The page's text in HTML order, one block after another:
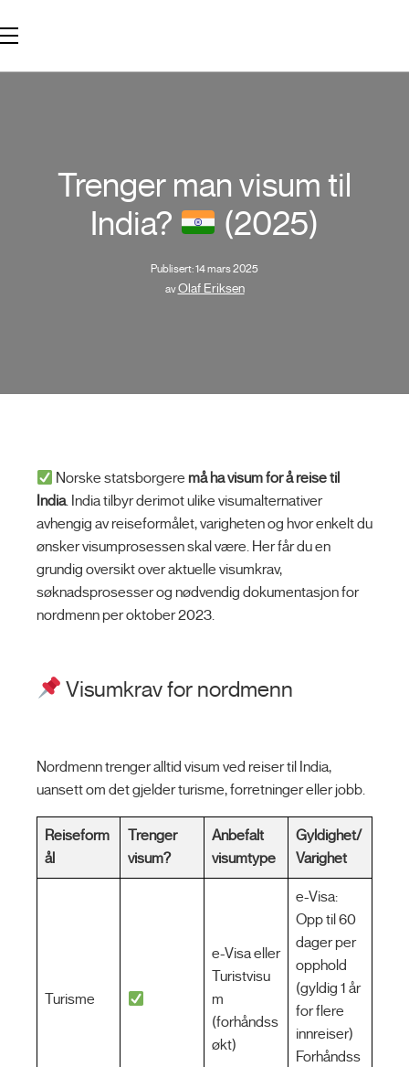
Trenger man visum til
India?
(2025)
Publisert: 14 mars 2025
avOlaf Eriksen
Norske statsborgere må ha visum for å reise til
India. India tilbyr derimot ulike visumalternativer
avhengig av reiseformålet, varigheten og hvor enkelt du
ønsker visumprosessen skal være. Her får du en
grundig oversikt over aktuelle visumkrav,
søknadsprosesser og nødvendig dokumentasjon for
nordmenn per oktober 2023.
Visumkrav for nordmenn
Nordmenn trenger alltid visum ved reiser til India,
uansett om det gjelder turisme, forretninger eller jobb.
Reiseform
ål
Trenger
visum?
Anbefalt
visumtype
Gyldighet/
Varighet
Turisme
e-Visa eller
Turistvisu
m
(forhåndss
økt)
e-Visa:
Opp til 60
dager per
opphold
(gyldig 1 år
for flere
innreiser)
Forhåndss